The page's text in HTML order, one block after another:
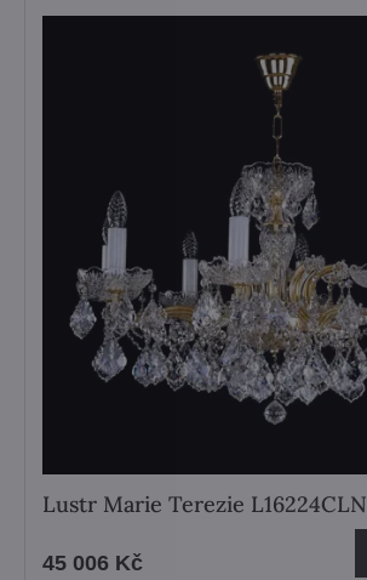
Lustr Marie Terezie L16224CLN
45 006 Kč